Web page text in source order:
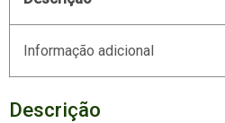
Informação adicional
Descrição